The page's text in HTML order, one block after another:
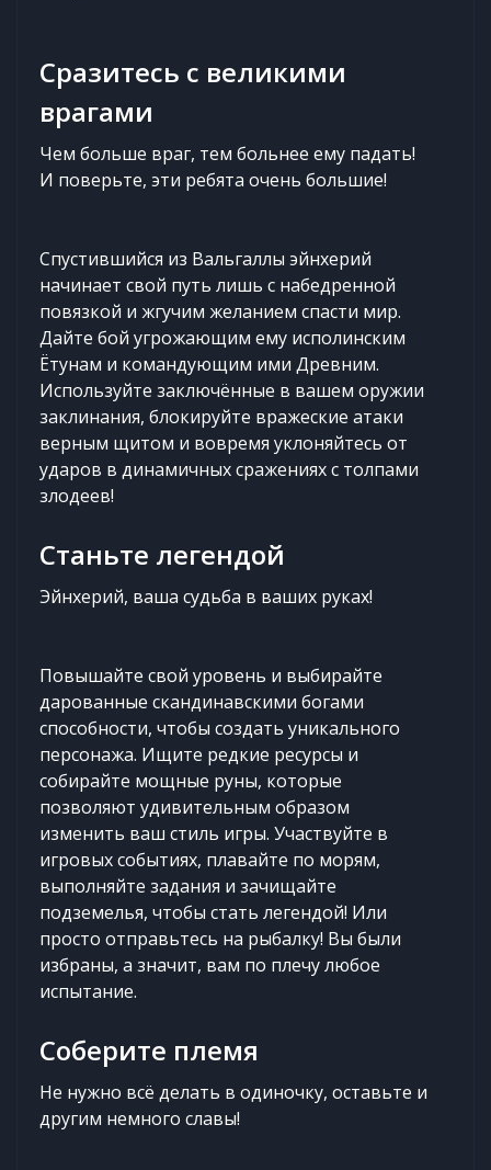
Сразитесь с великими
врагами
Чем больше враг, тем больнее ему падать!
И поверьте, эти ребята очень большие!
Спустившийся из Вальгаллы эйнхерий
начинает свой путь лишь с набедренной
повязкой и жгучим желанием спасти мир.
Дайте бой угрожающим ему исполинским
Ётунам и командующим ими Древним.
Используйте заключённые в вашем оружии
заклинания, блокируйте вражеские атаки
верным щитом и вовремя уклоняйтесь от
ударов в динамичных сражениях с толпами
злодеев!
Станьте легендой
Эйнхерий, ваша судьба в ваших руках!
Повышайте свой уровень и выбирайте
дарованные скандинавскими богами
способности, чтобы создать уникального
персонажа. Ищите редкие ресурсы и
собирайте мощные руны, которые
позволяют удивительным образом
изменить ваш стиль игры. Участвуйте в
игровых событиях, плавайте по морям,
выполняйте задания и зачищайте
подземелья, чтобы стать легендой! Или
просто отправьтесь на рыбалку! Вы были
избраны, а значит, вам по плечу любое
испытание.
Соберите племя
Не нужно всё делать в одиночку, оставьте и
другим немного славы!